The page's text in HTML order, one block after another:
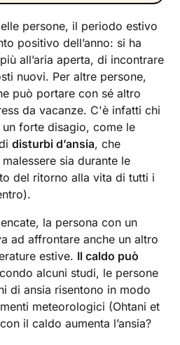
persone, il periodo estivo
positivo dell’anno: si ha
all’aria aperta, di incontrare
nuovi. Per altre persone,
può portare con sé altro
da vacanze. C'è infatti chi
forte disagio, come le
didisturbi d’ansia, che
sia durante le
del ritorno alla vita di tutti i
la persona con un
ad affrontare anche un altro
estive. Il caldo può
alcuni studi, le persone
di ansia risentono in modo
meteorologici (Ohtani et
il caldo aumenta l’ansia?